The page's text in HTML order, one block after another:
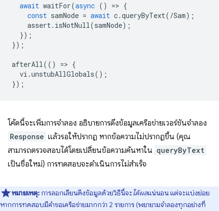
await waitFor(async () => {
const samNode = await c.queryByText( /Sam);
assert. isNotNull(samNode);
});
});
afterAll(() => {
vi .unstubAllGlobals();
});
โค้ดนี้จะเพิ่มการจําลอง อธิบายการดึงข้อมูลเครือข่ายเวอร์ชันจําลอง
Response แล้วรอให้ปรากฏ หากข้อความไม่ปรากฏขึ้น (คุณ
สามารถตรวจสอบได้โดยเปลี่ยนข้อความค้นหาใน queryByText
เป็นชื่อใหม่) การทดสอบจะดำเนินการไม่สำเร็จ
หมายเหตุ: การลอกเลียนดึงข้อมูลด้วยวิธีนี้จะได้ผลแน่นอน แต่จะแบ่งย่อย
หากการทดสอบมีคำขอเครือข่ายมากกว่า 2 รายการ (พยายามจำลองทุกอย่างที่